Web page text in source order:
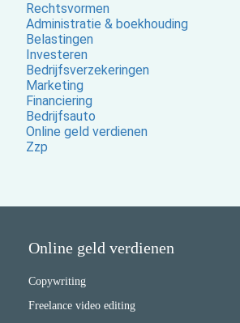
Rechtsvormen
Administratie & boekhouding
Belastingen
Investeren
Bedrijfsverzekeringen
Marketing
Financiering
Bedrijfsauto
Online geld verdienen
Zzp
Online geld verdienen
Copywriting
Freelance video editing